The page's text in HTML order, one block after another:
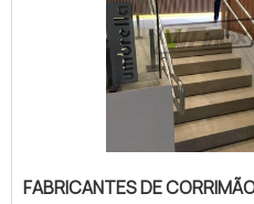
produtoVeja a seguir
vantagens que o armário
FABRICANTES DE